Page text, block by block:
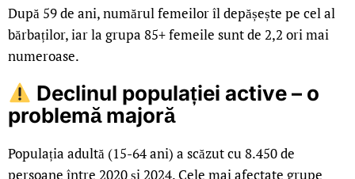
După 59 de ani, numărul femeilor îl depășește pe cel al
bărbaților, iar la grupa 85+ femeile sunt de 2,2 ori mai
numeroase.
Declinul populației active – o
problemă majoră
Populația adultă (15-64 ani) a scăzut cu 8.450 de
persoane între 2020 și 2024. Cele mai afectate grupe